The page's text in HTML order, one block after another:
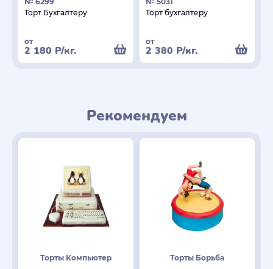
Торт Бухгалтеру
от
2 180 Р/кг.
Торт бухгалтеру
от
2 380 Р/кг.
Рекомендуем
Торты Компьютер Торты Борьба